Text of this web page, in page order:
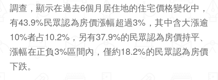
調查，顯示在過去6個月居住地的住宅價格變化中，
有43.9%民眾認為房價漲幅超過3%，其中含大漲逾
10%者占10.2%，另有37.9%的民眾認為房價持平、
漲幅在正負3%區間內，僅約18.2%的民眾認為房價
下跌。